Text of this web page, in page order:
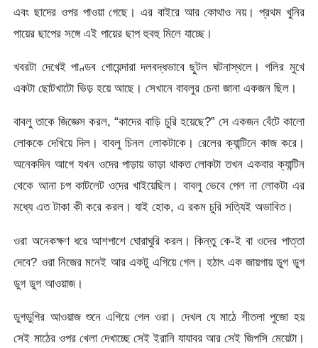
এবং ছাদের ওপর পাওয়া গেছে। এর বাইরে আর কোথাও নয়। প্রথম খুনির
পায়ের ছাপের সঙ্গে এই পায়ের ছাপ হুবহু মিলে যাচ্ছে।
খবরটা দেখেই পাণ্ডব গোয়েন্দারা দলবদ্ধভাবে ছুটল ঘটনাস্থলে। গলির মুখে
একটা ছোটখাটো ভিড় হয়ে আছে। সেখানে বাবলুর চেনা জানা একজন ছিল।
বাবলু তাকে জিজ্ঞেস করল, “কাদের বাড়ি চুরি হয়েছে?” সে একজন বেঁটে কালো
লোককে দেখিয়ে দিল। বাবলু চিনল লোকটাকে। রেলের ক্যান্টিনে কাজ করে।
অনেকদিন আগে যখন ওদের পাড়ায় ভাড়া থাকত লোকটা তখন একবার ক্যান্টিন
থেকে আনা চপ কাটলেট ওদের খাইয়েছিল। বাবলু ভেবে পেল না লোকটা এর
মধ্যে এত টাকা কী করে করল। যাই হোক, এ রকম চুরি সত্যিই অভাবিত।
ওরা অনেকক্ষণ ধরে আশপাশে ঘোরাঘুরি করল। কিন্তু কে-ই বা ওদের পাত্তা
দেবে? ওরা নিজের মনেই আর একটু এগিয়ে গেল। হঠাৎ এক জায়গায় ডুগ ডুগ
ডুগ ডুগ আওয়াজ।
ডুগডুগির আওয়াজ শুনে এগিয়ে গেল ওরা। দেখল যে মাঠে শীতলা পুজো হয়
সেই মাঠের ওপর খেলা দেখাচ্ছে সেই ইরানি যাযাবর আর সেই জিপসি মেয়েটা।